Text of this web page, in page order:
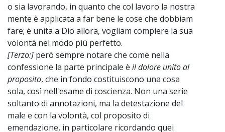
o sia lavorando, in quanto che col lavoro la nostra
mente è applicata a far bene le cose che dobbiam
fare; è unita a Dio allora, vogliam compiere la sua
volontà nel modo più perfetto.
[Terzo:] però sempre notare che come nella
confessione la parte principale è il dolore unito al
proposito, che in fondo costituiscono una cosa
sola, così nell'esame di coscienza. Non una serie
soltanto di annotazioni, ma la detestazione del
male e con la volontà, col proposito di
emendazione, in particolare ricordando quei